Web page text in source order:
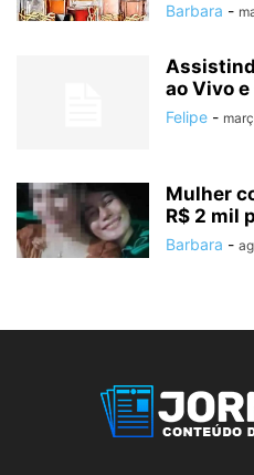
Barbara -
ao Vivo
Felipe -
Mulher
R$ 2 mil
Barbara -